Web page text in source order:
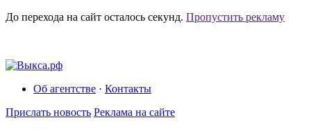
До перехода на сайт осталось секунд. Пропустить рекламу
Об агентстве · Контакты
Прислать новость Реклама на сайте